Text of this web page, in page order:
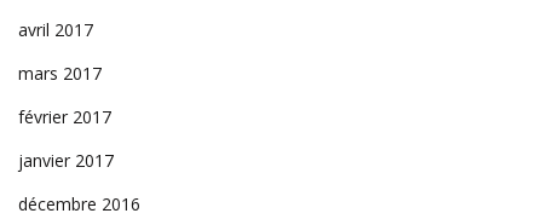
avril 2017
mars 2017
février 2017
janvier 2017
décembre 2016